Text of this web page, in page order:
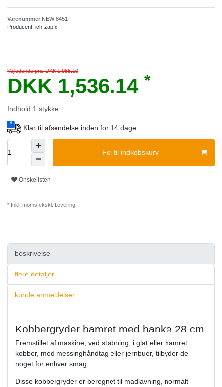
Varenummer NEW-8451
Producent: ich-zapfe
Vejledende pris DKK 1,955.10
DKK 1,536.14 *
Indhold 1 stykke
Klar til afsendelse inden for 14 dage.
Foj til indkobskurv
Onskelisten
* Inkl. moms ekskl. Levering
beskrivelse
flere detaljer
kunde anmeldelser
Kobbergryder hamret med hanke 28 сm
Fremstillet af maskine, ved støbning, i glat eller hamret
kobber, med messinghåndtag eller jernbuer, tilbyder de
noget for enhver smag.
Disse kobbergryder er beregnet til madlavning, normalt